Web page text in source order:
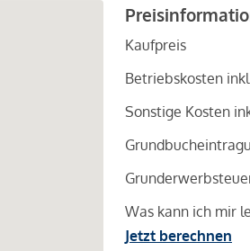
Kaufpreis
Betriebskosten
Sonstige Kosten
Was kann ich mir
Jetzt berechnen